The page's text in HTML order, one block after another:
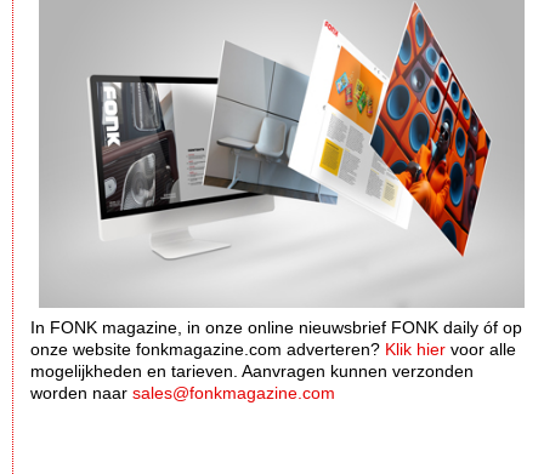
In FONK magazine, in onze online nieuwsbrief FONK daily óf op
onze website fonkmagazine.com adverteren? Klik hier voor alle
mogelijkheden en tarieven. Aanvragen kunnen verzonden
worden naar sales@fonkmagazine.com